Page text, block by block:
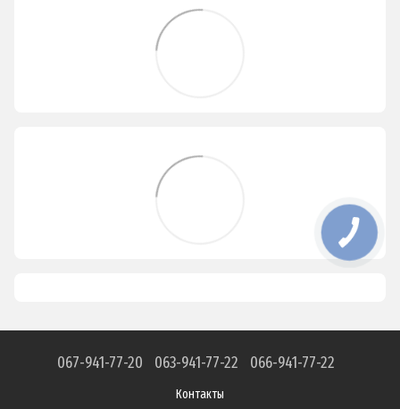
067-941-77-20 063-941-77-22 066-941-77-22
Контакты